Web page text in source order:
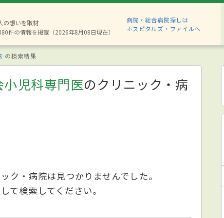
の想いを取材
件の情報を掲載（2026年8月08日現在）
病院・総合病院探しは
ホスピタルズ・ファイルへ
の検索結果
児科専門医のクリニック・病
ク・病院は見つかりませんでした。
て検索してください。